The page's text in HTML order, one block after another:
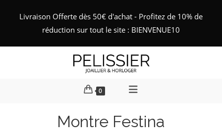
Livraison Offerte dès 50€ d'achat - Profitez de 10% de
réduction sur tout le site : BIENVENUE10
0
Montre Festina